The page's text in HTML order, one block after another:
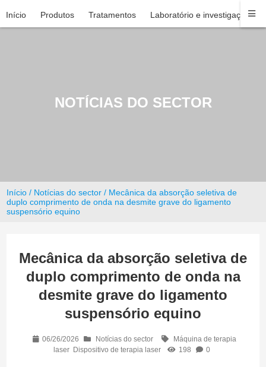
Início Produtos Tratamentos Laboratório e investigação
NOTÍCIAS DO SECTOR
Início / Notícias do sector / Mecânica da absorção seletiva de
duplo comprimento de onda na desmite grave do ligamento
suspensório equino
Mecânica da absorção seletiva de
duplo comprimento de onda na
desmite grave do ligamento
suspensório equino
06/26/2026 Notícias do sector
Máquina de terapia
laser Dispositivo de terapia laser 198 0